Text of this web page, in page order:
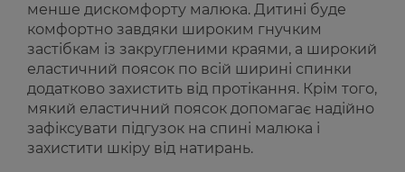
менше дискомфорту малюка. Дитині буде
комфортно завдяки широким гнучким
застібкам із закругленими краями, а широкий
еластичний поясок по всій ширині спинки
додатково захистить від протікання. Крім того,
мякий еластичний поясок допомагає надійно
зафіксувати підгузок на спині малюка і
захистити шкіру від натирань.